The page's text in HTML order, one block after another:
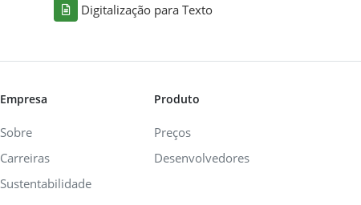
Digitalização para Texto
Empresa
Sobre
Carreiras
Sustentabilidade
Produto
Preços
Desenvolvedores